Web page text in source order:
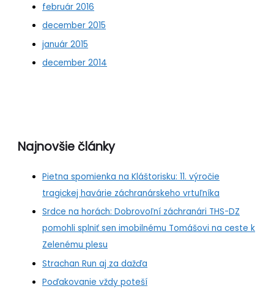
február 2016
december 2015
január 2015
december 2014
Najnovšie články
Pietna spomienka na Kláštorisku: 11. výročie
tragickej havárie záchranárskeho vrtuľníka
Srdce na horách: Dobrovoľní záchranári THS-DZ
pomohli splniť sen imobilnému Tomášovi na ceste k
Zelenému plesu
Strachan Run aj za dažďa
Poďakovanie vždy poteší